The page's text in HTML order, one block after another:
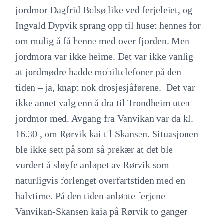
jordmor Dagfrid Bolsø like ved ferjeleiet, og
Ingvald Dypvik sprang opp til huset hennes for
om mulig å få henne med over fjorden. Men
jordmora var ikke heime. Det var ikke vanlig
at jordmødre hadde mobiltelefoner på den
tiden – ja, knapt nok drosjesjåførene. Det var
ikke annet valg enn å dra til Trondheim uten
jordmor med. Avgang fra Vanvikan var da kl.
16.30 , om Rørvik kai til Skansen. Situasjonen
ble ikke sett på som så prekær at det ble
vurdert å sløyfe anløpet av Rørvik som
naturligvis forlenget overfartstiden med en
halvtime. På den tiden anløpte ferjene
Vanvikan-Skansen kaia på Rørvik to ganger